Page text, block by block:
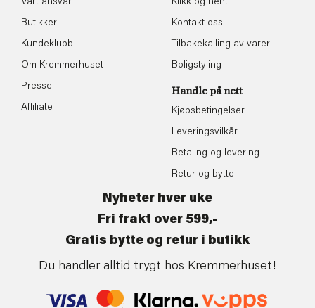
Vårt ansvar
Butikker
Kundeklubb
Om Kremmerhuset
Presse
Affiliate
Klikk og hent
Kontakt oss
Tilbakekalling av varer
Boligstyling
Handle på nett
Kjøpsbetingelser
Leveringsvilkår
Betaling og levering
Retur og bytte
Nyheter hver uke
Fri frakt over 599,-
Gratis bytte og retur i butikk
Du handler alltid trygt hos Kremmerhuset!